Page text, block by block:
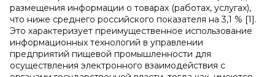
размещения информации о товарах (работах, услугах),
что ниже среднего российского показателя на 3,1 % [1].
Это характеризует преимущественное использование
информационных технологий в управлении
предприятий пищевой промышленности для
осуществления электронного взаимодействия с